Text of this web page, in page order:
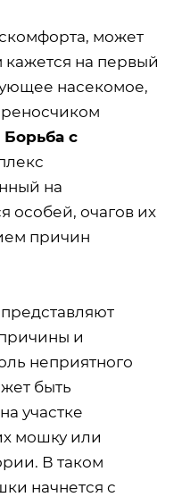
может
кажется на первый
насекомое,
Борьба с
на
особей, очагов их
причин
представляют
и
неприятного
быть
участке
мошку или
В таком
начнется с